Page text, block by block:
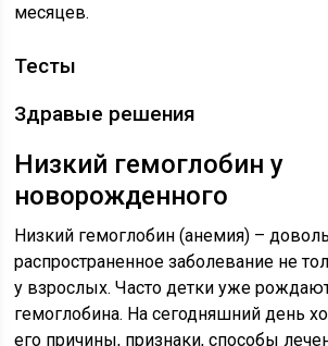
месяцев.
Тесты
Здравые решения
Низкий гемоглобин у
новорожденного
Низкий гемоглобин (анемия) –
распространенное заболевание не
у взрослых. Часто детки уже
гемоглобина. На сегодняшний день
его причины, признаки, способы